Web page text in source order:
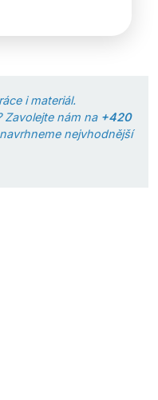
i materiál.
Zavolejte nám na +420
nejvhodnější